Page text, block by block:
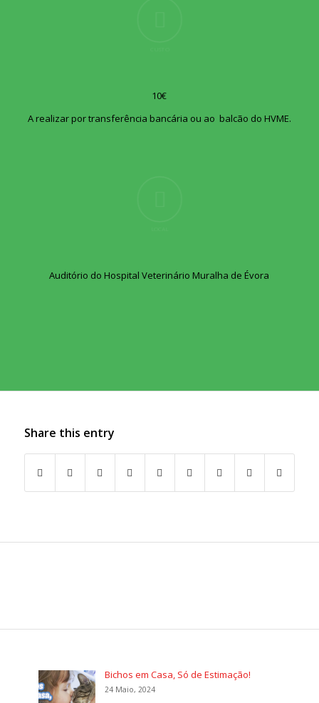
10€
A realizar por transferência bancária ou ao balcão do HVME.
Auditório do Hospital Veterinário Muralha de Évora
Share this entry
Bichos em Casa, Só de Estimação!
24 Maio, 2024